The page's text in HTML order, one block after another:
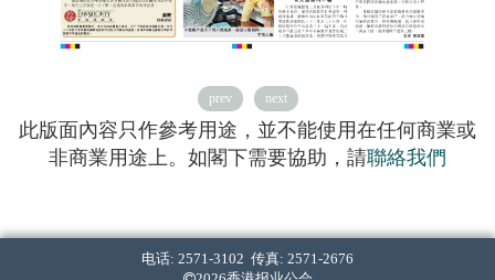
prev next
此版面內容只作參考用途，並不能使用在任何商業或
非商業用途上。如閣下需要協助，請聯絡我們
电话: 2571-3102 传真: 2571-2676